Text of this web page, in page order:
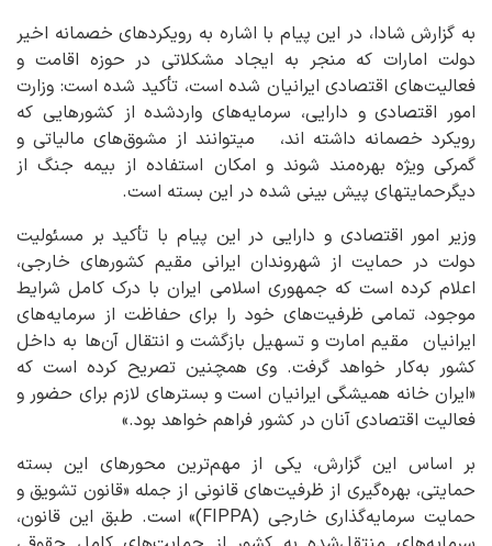
به گزارش شادا، در این پیام با اشاره به رویکردهای خصمانه اخیر
دولت امارات که منجر به ایجاد مشکلاتی در حوزه اقامت و
فعالیت‌های اقتصادی ایرانیان شده است، تأکید شده است: وزارت
امور اقتصادی و دارایی، سرمایه‌های واردشده از کشورهایی که
رویکرد خصمانه داشته اند، میتوانند از مشوق‌های مالیاتی و
گمرکی ویژه بهره‌مند شوند و امکان استفاده از بیمه جنگ از
دیگرحمایتهای پیش بینی شده در این بسته است.
وزیر امور اقتصادی و دارایی در این پیام با تأکید بر مسئولیت
دولت در حمایت از شهروندان ایرانی مقیم کشورهای خارجی،
اعلام کرده است که جمهوری اسلامی ایران با درک کامل شرایط
موجود، تمامی ظرفیت‌های خود را برای حفاظت از سرمایه‌های
ایرانیان مقیم امارت و تسهیل بازگشت و انتقال آن‌ها به داخل
کشور به‌کار خواهد گرفت. وی همچنین تصریح کرده است که
«ایران خانه همیشگی ایرانیان است و بسترهای لازم برای حضور و
فعالیت اقتصادی آنان در کشور فراهم خواهد بود.»
بر اساس این گزارش، یکی از مهم‌ترین محورهای این بسته
حمایتی، بهره‌گیری از ظرفیت‌های قانونی از جمله «قانون تشویق و
حمایت سرمایه‌گذاری خارجی (FIPPA)» است. طبق این قانون،